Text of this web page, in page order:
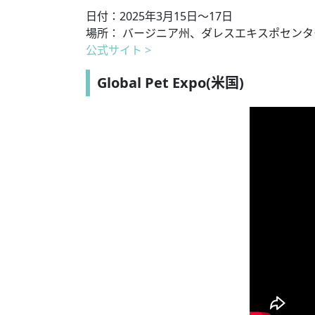
日付：2025年3月15日〜17日
場所： バージニア州、ダレスエキスポセン
公式サイト >
Global Pet Expo(米国)